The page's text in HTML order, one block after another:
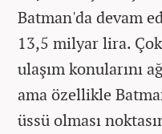
Batman'da devam
13,5 milyar lira.
ulaşım konularını
ama özellikle
üssü olması